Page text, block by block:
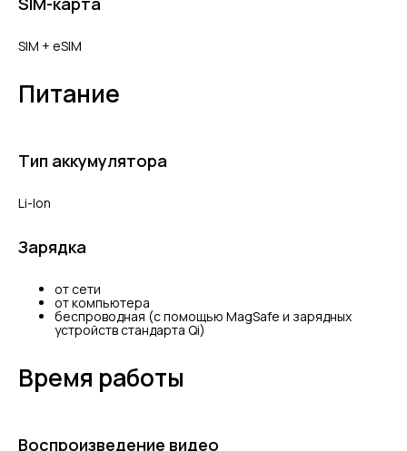
SIM + eSIM
Питание
Тип аккумулятора
Li-Ion
Зарядка
от сети
от компьютера
беспроводная (с помощью MagSafe и зарядных
устройств стандарта Qi)
Время работы
Воспроизведение видео